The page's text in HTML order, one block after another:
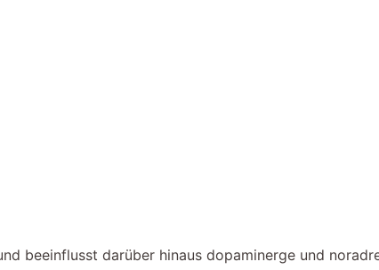
beeinflusst darüber hinaus dopaminerge und